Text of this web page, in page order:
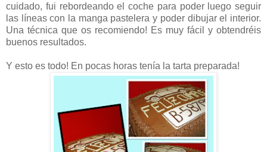
cuidado, fui rebordeando el coche para poder luego seguir
las líneas con la manga pastelera y poder dibujar el interior.
Una técnica que os recomiendo! Es muy fácil y obtendréis
buenos resultados.
Y esto es todo! En pocas horas tenía la tarta preparada!